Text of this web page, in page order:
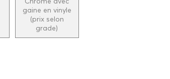
gaine en vinyle
(prix selon
grade)